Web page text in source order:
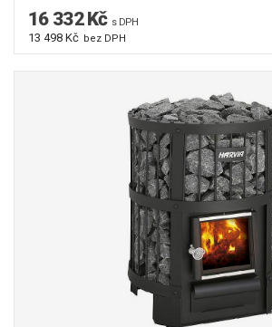
16 332 Kč s DPH
13 498 Kč bez DPH